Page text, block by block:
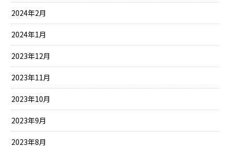
2024年2月
2024年1月
2023年12月
2023年11月
2023年10月
2023年9月
2023年8月